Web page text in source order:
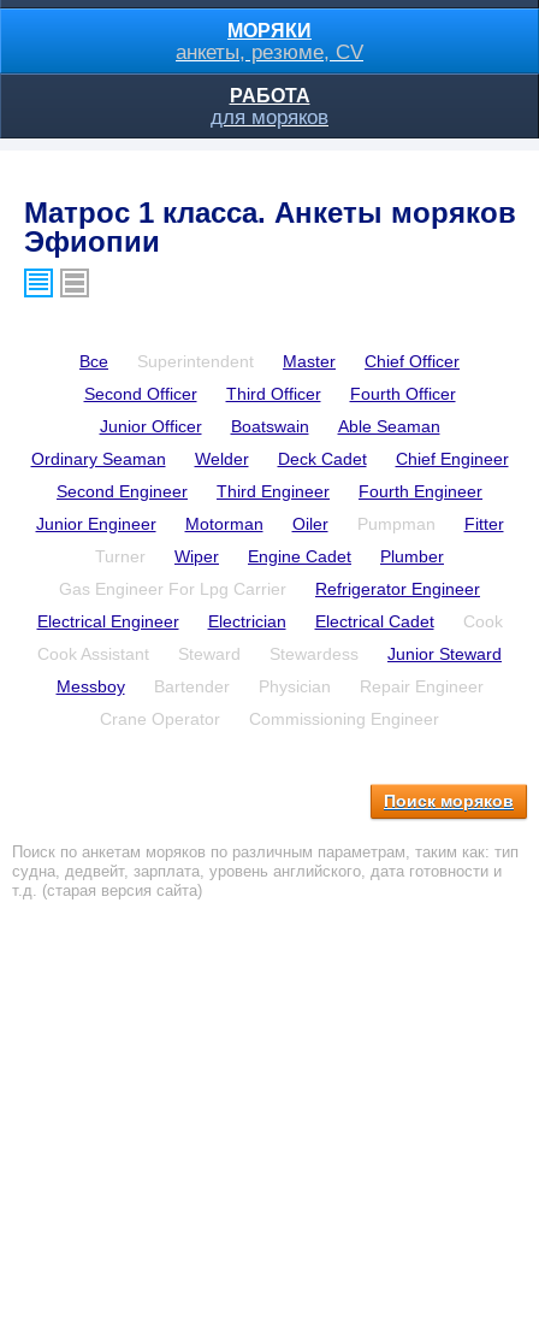
МОРЯКИ
анкеты, резюме, CV
РАБОТА
для моряков
Матрос 1 класса. Анкеты моряков
Эфиопии
Все Superintendent Master
Chief Officer
Second Officer
Third Officer
Fourth Officer
Junior Officer
Boatswain
Able Seaman
Ordinary Seaman
Welder Deck Cadet
Chief Engineer
Second Engineer
Third Engineer
Fourth Engineer
Junior Engineer
Motorman Oiler Pumpman
Fitter
Turner
Wiper Engine Cadet
Plumber
Gas Engineer For Lpg Carrier
Refrigerator Engineer
Electrical Engineer
Electrician Electrical Cadet
Cook
Cook Assistant
Steward Stewardess
Junior Steward
Messboy
Bartender Physician
Repair Engineer
Crane Operator
Commissioning Engineer
Поиск моряков
Поиск по анкетам моряков по различным параметрам, таким как: тип
судна, дедвейт, зарплата, уровень английского, дата готовности и
т.д. (старая версия сайта)